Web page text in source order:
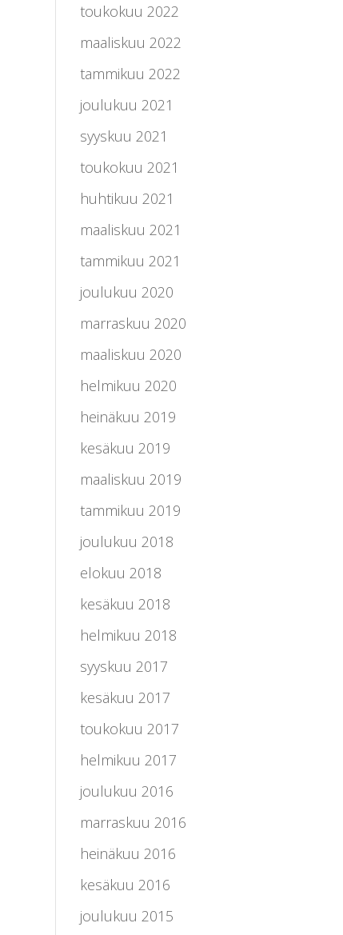
toukokuu 2022
maaliskuu 2022
tammikuu 2022
joulukuu 2021
syyskuu 2021
toukokuu 2021
huhtikuu 2021
maaliskuu 2021
tammikuu 2021
joulukuu 2020
marraskuu 2020
maaliskuu 2020
helmikuu 2020
heinäkuu 2019
kesäkuu 2019
maaliskuu 2019
tammikuu 2019
joulukuu 2018
elokuu 2018
kesäkuu 2018
helmikuu 2018
syyskuu 2017
kesäkuu 2017
toukokuu 2017
helmikuu 2017
joulukuu 2016
marraskuu 2016
heinäkuu 2016
kesäkuu 2016
joulukuu 2015